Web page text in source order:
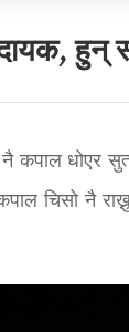
कपाल धोएर
चिसो नै